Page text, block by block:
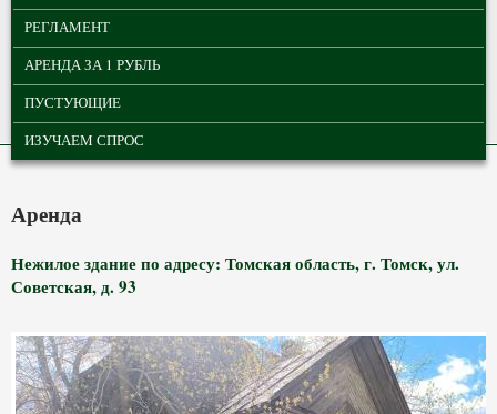
РЕГЛАМЕНТ
АРЕНДА ЗА 1 РУБЛЬ
ПУСТУЮЩИЕ
ИЗУЧАЕМ СПРОС
Аренда
Нежилое здание по адресу: Томская область, г. Томск, ул.
Советская, д. 93